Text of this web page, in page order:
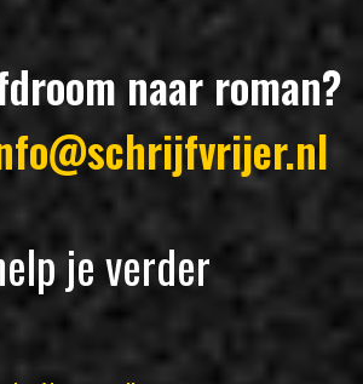
je verder
naar roman?